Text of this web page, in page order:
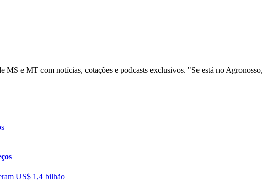
MS e MT com notícias, cotações e podcasts exclusivos. "Se está no